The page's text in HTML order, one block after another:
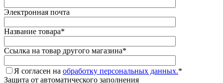
Электронная почта
Название товара*
Ссылка на товар другого магазина*
Я согласен на обработку персональных данных.*
Защита от автоматического заполнения